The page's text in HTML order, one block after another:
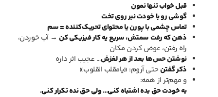
قبل خواب تنها نمون
گوشی رو با خودت نبر روی تخت
تماس چشمی با پورن یا محتوای تحریک‌کننده = سم
ذهن که رفت سمتش، سریع یه کار فیزیکی کن→ آب خوردن،
راه رفتن، عوض کردن مکان
نوشتن حس‌ها بعد از هر لغزش… عجیب اثر داره
ذکر گفتنحتی آروم: «یامقلب القلوب»
و مهم‌تر از همه:
به خودت حق بده اشتباه کنی… ولی حق نده تکرار کنی.